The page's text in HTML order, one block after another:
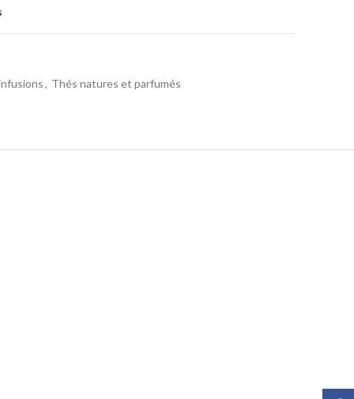
, Thés natures et parfumés